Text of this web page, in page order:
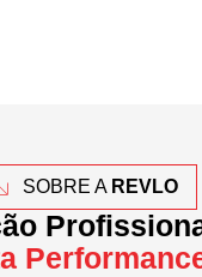
SOBRE A REVLO